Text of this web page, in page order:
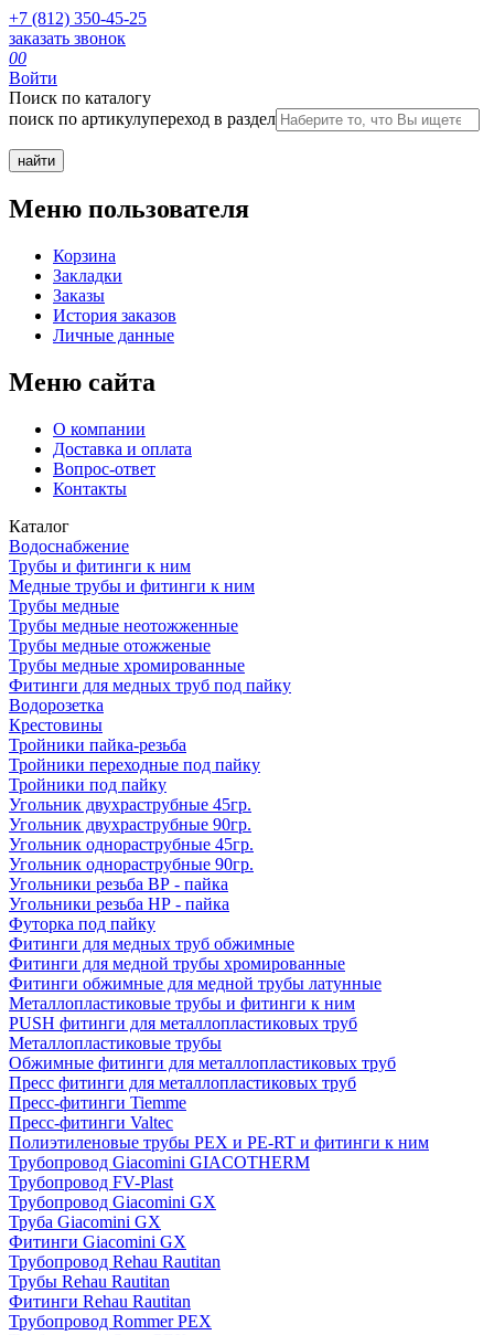
+7 (812) 350-45-25
заказать звонок
00
Войти
Поиск по каталогу
поиск по артикулупереход в раздел
Меню пользователя
Корзина
Закладки
Заказы
История заказов
Личные данные
Меню сайта
О компании
Доставка и оплата
Вопрос-ответ
Контакты
Каталог
Водоснабжение
Трубы и фитинги к ним
Медные трубы и фитинги к ним
Трубы медные
Трубы медные неотожженные
Трубы медные отожженые
Трубы медные хромированные
Фитинги для медных труб под пайку
Водорозетка
Крестовины
Тройники пайка-резьба
Тройники переходные под пайку
Тройники под пайку
Угольник двухраструбные 45гр.
Угольник двухраструбные 90гр.
Угольник однораструбные 45гр.
Угольник однораструбные 90гр.
Угольники резьба ВР - пайка
Угольники резьба НР - пайка
Футорка под пайку
Фитинги для медных труб обжимные
Фитинги для медной трубы хромированные
Фитинги обжимные для медной трубы латунные
Металлопластиковые трубы и фитинги к ним
PUSH фитинги для металлопластиковых труб
Металлопластиковые трубы
Обжимные фитинги для металлопластиковых труб
Пресс фитинги для металлопластиковых труб
Пресс-фитинги Tiemme
Пресс-фитинги Valtec
Полиэтиленовые трубы PEX и PE-RT и фитинги к ним
Трубопровод Giacomini GIACOTHERM
Трубопровод FV-Plast
Трубопровод Giacomini GX
Труба Giacomini GX
Фитинги Giacomini GX
Трубопровод Rehau Rautitan
Трубы Rehau Rautitan
Фитинги Rehau Rautitan
Трубопровод Rommer PEX